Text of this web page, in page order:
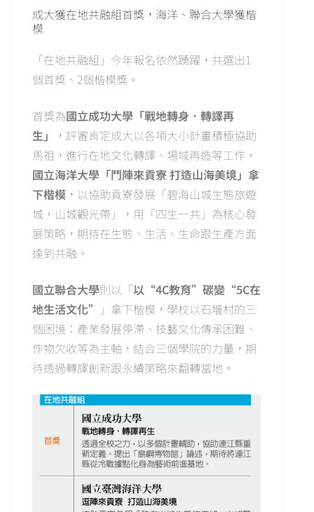
成大獲在地共融組首獎，海洋、聯合大學獲楷
模
「在地共融組」今年報名依然踴躍，共選出1
個首獎、2個楷模獎。
首獎為國立成功大學「戰地轉身．轉譯再
生」
，評審肯定成大以各項大小計畫積極協助
馬祖，進行在地文化轉譯、場域再造等工作。
國立海洋大學「鬥陣來貢寮 打造山海美境」拿
下楷模 ，以協助貢寮發展「碧海山城生態旅遊
城，山城觀光帶」，用「四生一共」為核心發
展策略，期待在生態、生活、生命跟生產方面
達到共融。
國立聯合大學則以「以“4C教育”碳變“5C在
地生活文化” 」拿下楷模，學校以石墻村的三
個困境：產業發展停滯、技藝文化傳承困難、
作物欠收等為主軸，結合三個學院的力量，期
待透過轉譯創新跟永續策略來翻轉當地。